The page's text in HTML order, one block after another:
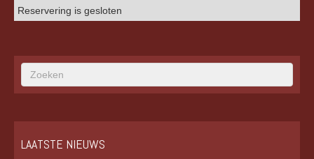
Reservering is gesloten
LAATSTE NIEUWS